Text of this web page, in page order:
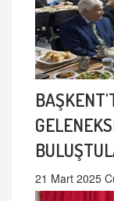
21 Mart 2025